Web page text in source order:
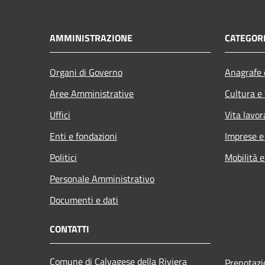
AMMINISTRAZIONE
Organi di Governo
Aree Amministrative
Uffici
Enti e fondazioni
Politici
Personale Amministrativo
Documenti e dati
Cultura
Vita
Imprese
Mobilità
CONTATTI
Comune di Calvagese della Riviera